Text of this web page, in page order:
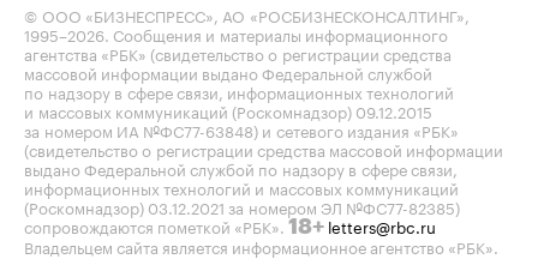
© ООО «БИЗНЕСПРЕСС», АО «РОСБИЗНЕСКОНСАЛТИНГ»,
1995–2026 . Сообщения и материалы информационного
агентства «РБК» (свидетельство о регистрации средства
массовой информации выдано Федеральной службой
по надзору в сфере связи, информационных технологий
и массовых коммуникаций (Роскомнадзор) 09.12.2015
за номером ИА №ФС77-63848) и сетевого издания «РБК»
(свидетельство о регистрации средства массовой информации
выдано Федеральной службой по надзору в сфере связи,
информационных технологий и массовых коммуникаций
(Роскомнадзор) 03.12.2021 за номером ЭЛ №ФС77-82385)
сопровождаются пометкой «РБК». 18+ letters@rbc.ru
Владельцем сайта является информационное агентство «РБК».